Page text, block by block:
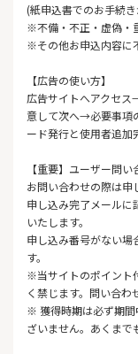
(紙申込書でのお手続
※不備・不正・虚偽・
※その他お申込内容に
【広告の使い方】
広告サイトへアクセ
意して次へ→必要事
ード発行と使用者追加
【重要】ユーザー問
お問い合わせの際は申
申し込み完了メール
いたします。
申し込み番号がない場
す。
※当サイトのポイント
く禁じます。問い合わ
※ 獲得時期は必ず期間
ざいません。あくまで